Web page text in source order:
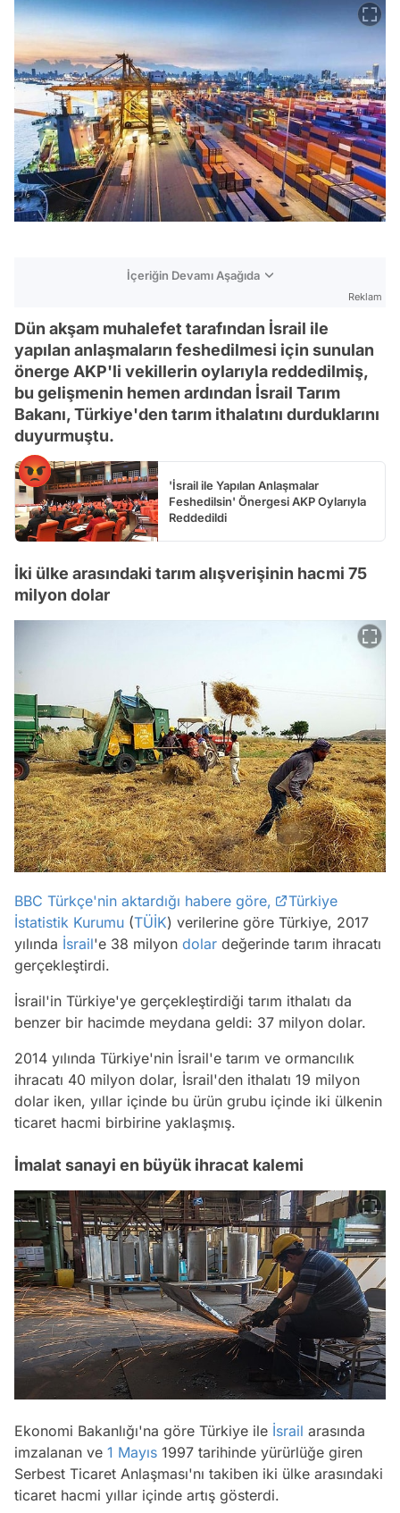
İçeriğin Devamı Aşağıda
Reklam
Dün akşam muhalefet tarafından İsrail ile
yapılan anlaşmaların feshedilmesi için sunulan
önerge AKP'li vekillerin oylarıyla reddedilmiş,
bu gelişmenin hemen ardından İsrail Tarım
Bakanı, Türkiye'den tarım ithalatını durduklarını
duyurmuştu.
'İsrail ile Yapılan Anlaşmalar
Feshedilsin' Önergesi AKP Oylarıyla
Reddedildi
İki ülke arasındaki tarım alışverişinin hacmi 75
milyon dolar
BBC Türkçe'nin aktardığı habere göre,
Türkiye
İstatistik Kurumu (TÜİK) verilerine göre Türkiye, 2017
yılında İsrail'e 38 milyon dolar değerinde tarım ihracatı
gerçekleştirdi.
İsrail'in Türkiye'ye gerçekleştirdiği tarım ithalatı da
benzer bir hacimde meydana geldi: 37 milyon dolar.
2014 yılında Türkiye'nin İsrail'e tarım ve ormancılık
ihracatı 40 milyon dolar, İsrail'den ithalatı 19 milyon
dolar iken, yıllar içinde bu ürün grubu içinde iki ülkenin
ticaret hacmi birbirine yaklaşmış.
İmalat sanayi en büyük ihracat kalemi
Ekonomi Bakanlığı'na göre Türkiye ile İsrail arasında
imzalanan ve 1 Mayıs 1997 tarihinde yürürlüğe giren
Serbest Ticaret Anlaşması'nı takiben iki ülke arasındaki
ticaret hacmi yıllar içinde artış gösterdi.